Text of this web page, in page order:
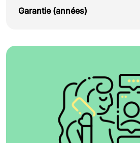
Garantie (années)